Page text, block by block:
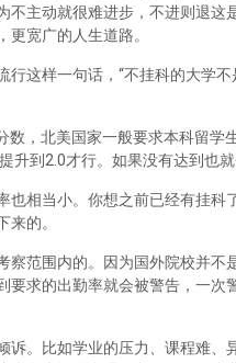
主动就很难进步，不进则退这
宽广的人生道路。
这样一句话，“不挂科的大学
，北美国家一般要求本科留学
升到2.0才行。如果没有达到也就
相当小。你想之前已经有挂科
的。
范围内的。因为国外院校并不
求的出勤率就会被警告，一次
。比如学业的压力、课程难、